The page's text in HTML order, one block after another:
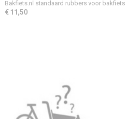
Bakfiets.nl standaard rubbers voor bakfiets
€ 11,50